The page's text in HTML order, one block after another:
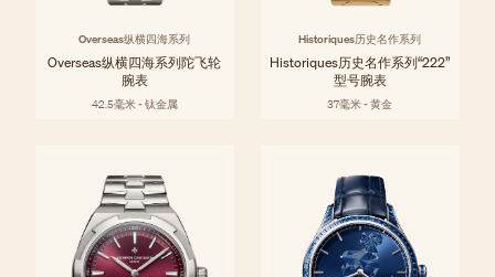
Overseas纵横四海系列
Overseas纵横四海系列陀飞轮
腕表
42.5毫米 - 钛金属
Historiques历史名作系列
Historiques历史名作系列“222”
型号腕表
37毫米 - 黄金